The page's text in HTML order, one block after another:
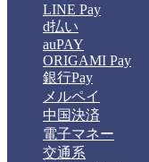
LINE Pay
d払い
auPAY
ORIGAMI Pay
銀行Pay
メルペイ
中国決済
電子マネー
交通系